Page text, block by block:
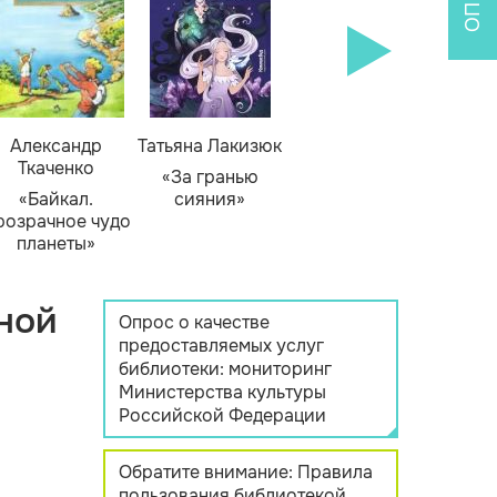
Александр
Ткаченко
«Байкал.
чудо
планеты»
Татьяна Лакизюк
«За гранью
сияния»
Опрос о качестве
предоставляемых услуг
библиотеки: мониторинг
Министерства культуры
Российской Федерации
Обратите внимание: Правила